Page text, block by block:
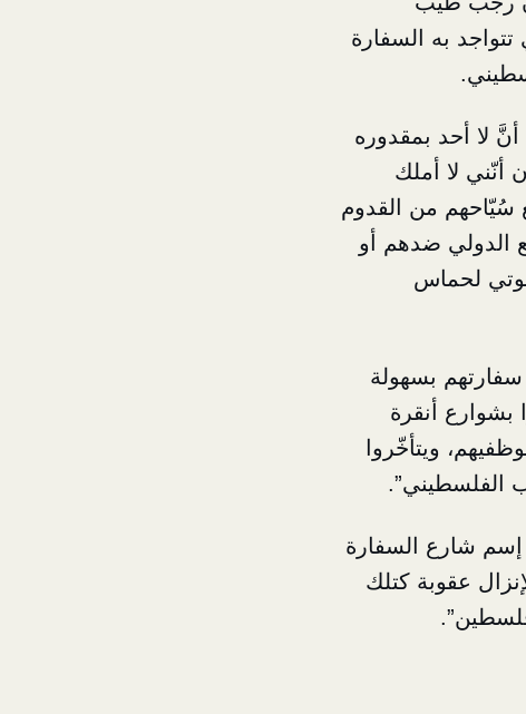
به السفارة
لا أحد بمقدوره
أنّني لا أملك
سُيّاحهم من القدوم
الدولي ضدهم أو
لحماس
بسهولة
بشوارع أنقرة
ويتأخّروا
الفلسطيني”.
شارع السفارة
عقوبة كتلك